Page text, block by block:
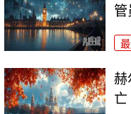
管
赫
亡